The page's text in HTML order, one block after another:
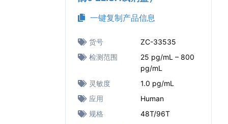
一键复制产品信息
货号
ZC-33535
检测范围
25 pg/mL – 800
pg/mL
灵敏度
1.0 pg/mL
应用
Human
规格
48T/96T